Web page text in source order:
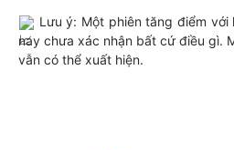
Lưu ý: Một phiên tăng điểm
nay chưa xác nhận bất cứ điều gì.
vẫn có thể xuất hiện.